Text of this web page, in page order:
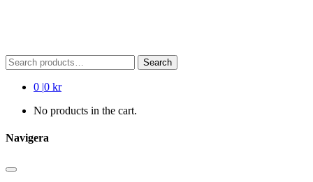
Search
for:
Search
0 |0 kr
No products in the cart.
Navigera